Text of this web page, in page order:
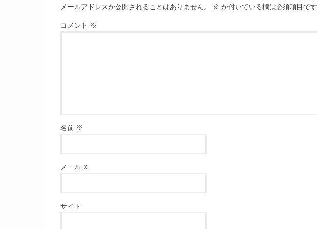
メールアドレスが公開されることはありません。 ※ が付いている欄は必須項目です
コメント ※
名前 ※
メール ※
サイト